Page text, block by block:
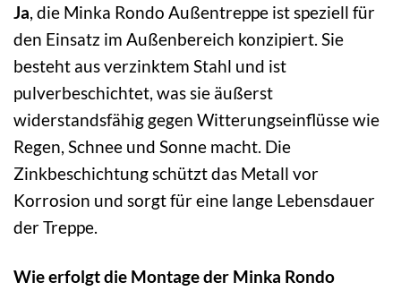
Ja, die Minka Rondo Außentreppe ist speziell für
den Einsatz im Außenbereich konzipiert. Sie
besteht aus verzinktem Stahl und ist
pulverbeschichtet, was sie äußerst
widerstandsfähig gegen Witterungseinflüsse wie
Regen, Schnee und Sonne macht. Die
Zinkbeschichtung schützt das Metall vor
Korrosion und sorgt für eine lange Lebensdauer
der Treppe.
Wie erfolgt die Montage der Minka Rondo